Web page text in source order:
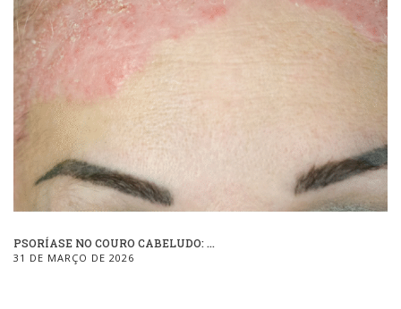
PSORÍASE NO COURO CABELUDO: ...
31 DE MARÇO DE 2026